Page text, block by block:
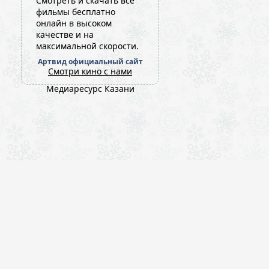
фильмы бесплатно
онлайн в высоком
качестве и на
максимальной скорости.
Артвид официальный сайт
Смотри кино с нами
Медиаресурс Казани